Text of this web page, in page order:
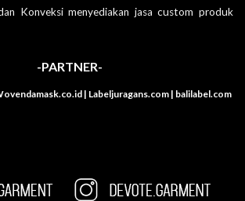
Konveksi menyediakan jasa custom produk
-PARTNER-
| Labeljuragans.com | balilabel.com